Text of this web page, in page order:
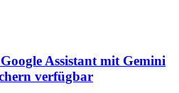
Assistant mit Gemini
verfügbar